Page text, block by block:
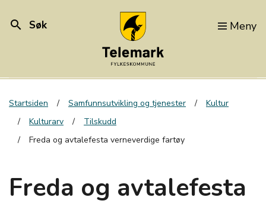
search Søk Meny
Startsiden Samfunnsutvikling og tjenester
Kultur
Kulturarv
Tilskudd
Freda og avtalefesta verneverdige fartøy
Freda og avtalefesta